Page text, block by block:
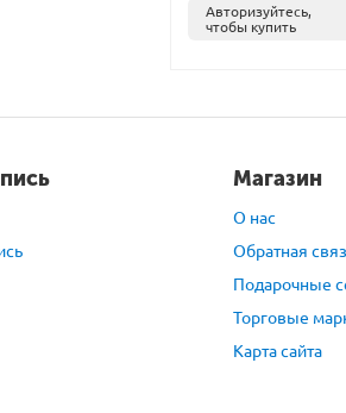
Авторизуйтесь,
чтобы купить
Магазин
О нас
Обратная
Подарочные
Торговые
Карта сайта